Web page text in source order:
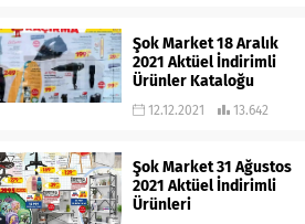
Şok Market 18 Aralık
2021 Aktüel İndirimli
Ürünler Kataloğu
12.12.2021 13.642
Şok Market 31 Ağustos
2021 Aktüel İndirimli
Ürünleri